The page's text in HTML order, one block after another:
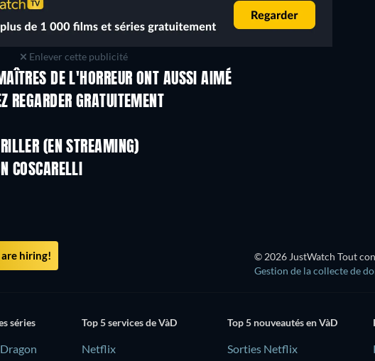
Enlever cette publicité
DE L'HORREUR ONT AUSSI AIMÉ
Série Série
GRATUITEMENT
Série
(EN STREAMING)
Saison 2
COSCARELLI
Série
hiring! © 2026 JustWatch Tout
Gestion de la collecte de
séries Top 5 services de VàD
Netflix
Top 5 nouveautés en VàD
Sorties Netflix